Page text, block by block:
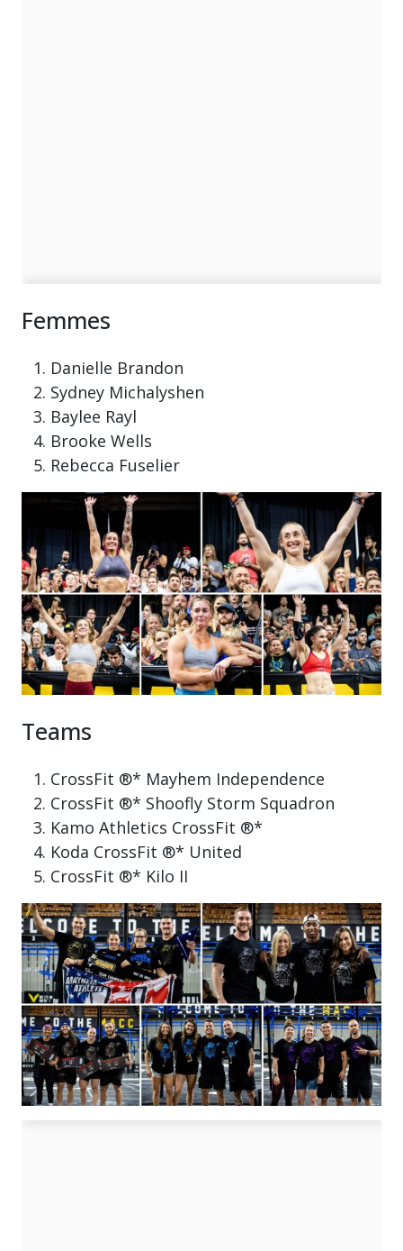
Femmes
Danielle Brandon
Sydney Michalyshen
Baylee Rayl
Brooke Wells
Rebecca Fuselier
Teams
CrossFit ®* Mayhem Independence
CrossFit ®* Shoofly Storm Squadron
Kamo Athletics CrossFit ®*
Koda CrossFit ®* United
CrossFit ®* Kilo II